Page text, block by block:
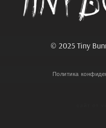
© 2025 Tiny
Политика